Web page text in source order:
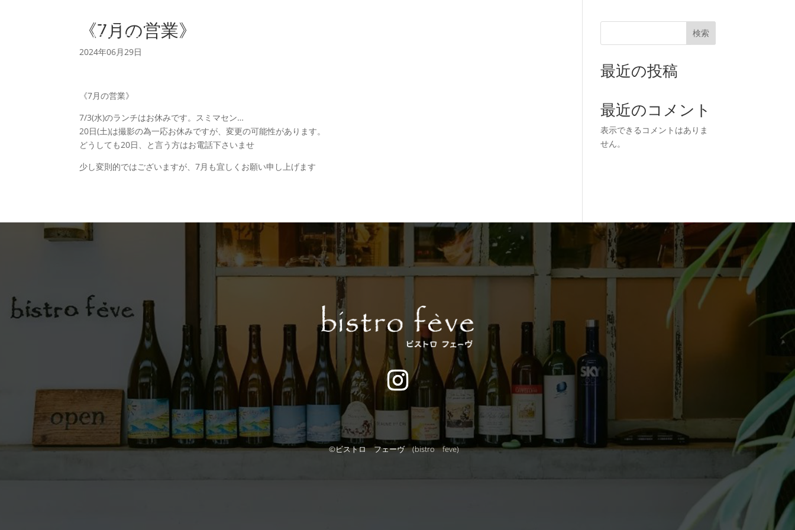
《7月の営業》
2024年06月29日
《7月の営業》
7/3(水)のランチはお休みです。スミマセン…
20日(土)は撮影の為一応お休みですが、変更の可能性があります。
どうしても20日、と言う方はお電話下さいませ
少し変則的ではございますが、7月も宜しくお願い申し上げます
検索
最近の投稿
最近のコメント
表示できるコメントはありま
せん。
©︎ビストロ フェーヴ (bistro feve)